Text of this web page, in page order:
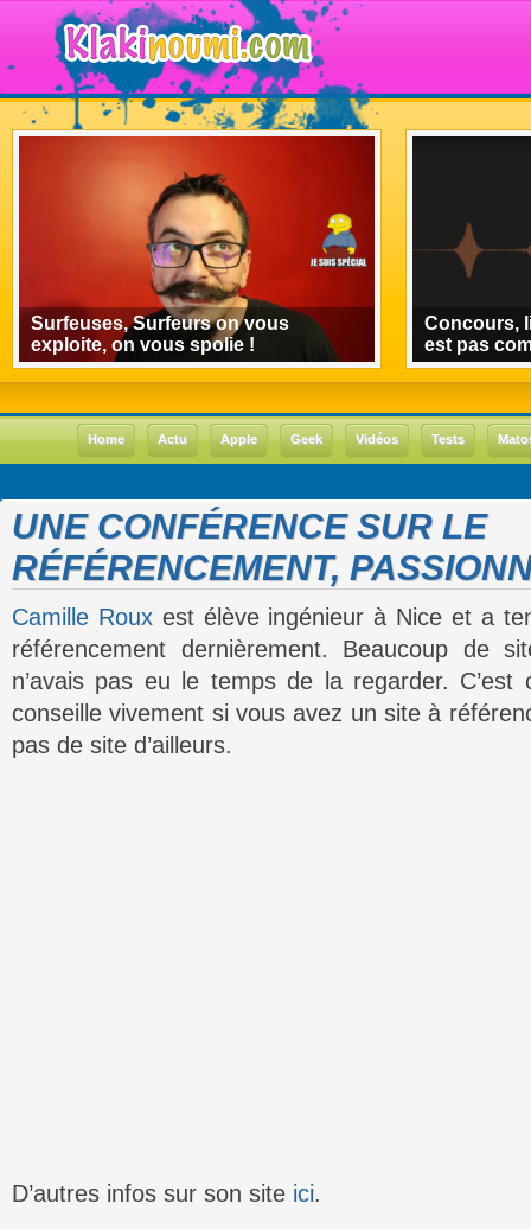
Surfeuses, Surfeurs on vous
exploite, on vous spolie !
Concours,
est pas
Home Actu Apple Geek Vidéos Tests
UNE CONFÉRENCE SUR LE
RÉFÉRENCEMENT,
Camille Rouxest élève ingénieur à Nice et a
référencement dernièrement. Beaucoup de
n’avais pas eu le temps de la regarder.
conseille vivement si vous avez un site à
pas de site d’ailleurs.
D’autres infos sur son site ici.